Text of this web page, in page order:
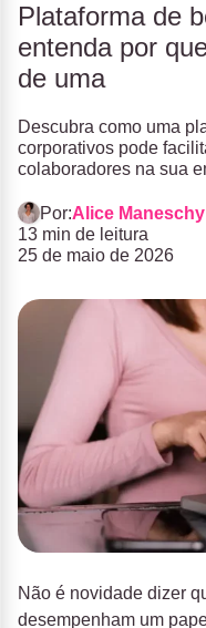
Plataforma de
entenda por
de uma
Descubra como uma
corporativos pode
colaboradores na sua
Por:Alice Maneschy
13 min de leitura
25 de maio de 2026
Não é novidade dizer
desempenham um